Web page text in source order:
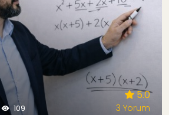
109
5.0
3 Yorum